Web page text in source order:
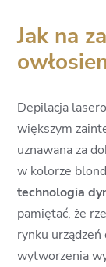
Jak na
Depilacja
większym
uznawana za
w kolorze
technologia
pamiętać, że
rynku urządzeń
wytworzenia